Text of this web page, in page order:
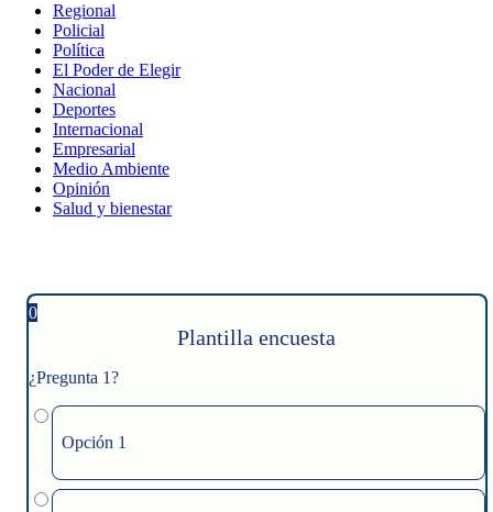
Regional
Policial
Política
El Poder de Elegir
Nacional
Deportes
Internacional
Empresarial
Medio Ambiente
Opinión
Salud y bienestar
0
Plantilla encuesta
¿Pregunta 1?
Opción 1